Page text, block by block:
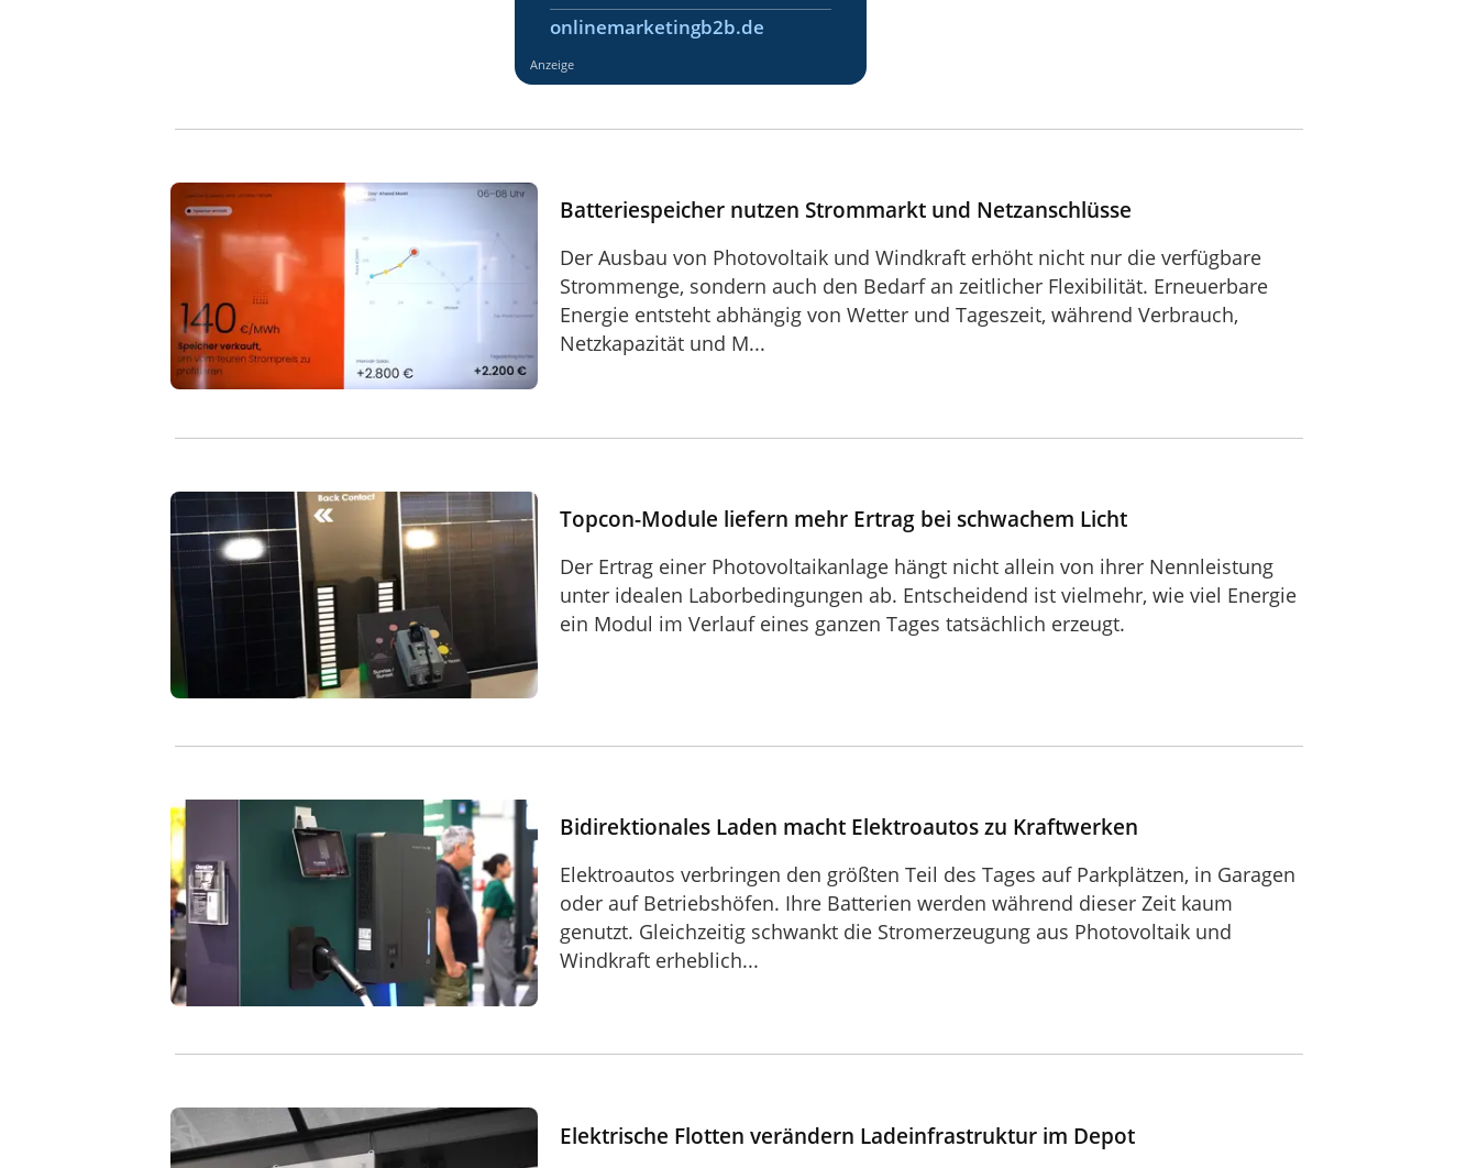
onlinemarketingb2b.de
Anzeige
Batteriespeicher nutzen Strommarkt und Netzanschlüsse
Batteriespeicher nutzen Strommarkt und Netzanschlüsse
Der Ausbau von Photovoltaik und Windkraft erhöht nicht nur die verfügbare
Strommenge, sondern auch den Bedarf an zeitlicher Flexibilität. Erneuerbare
Energie entsteht abhängig von Wetter und Tageszeit, während Verbrauch,
Netzkapazität und M...
Topcon-Module liefern mehr Ertrag bei schwachem Licht
Topcon-Module liefern mehr Ertrag bei schwachem Licht
Der Ertrag einer Photovoltaikanlage hängt nicht allein von ihrer Nennleistung
unter idealen Laborbedingungen ab. Entscheidend ist vielmehr, wie viel Energie
ein Modul im Verlauf eines ganzen Tages tatsächlich erzeugt.
Bidirektionales Laden macht Elektroautos zu Kraftwerken
Bidirektionales Laden macht Elektroautos zu Kraftwerken
Elektroautos verbringen den größten Teil des Tages auf Parkplätzen, in Garagen
oder auf Betriebshöfen. Ihre Batterien werden während dieser Zeit kaum
genutzt. Gleichzeitig schwankt die Stromerzeugung aus Photovoltaik und
Windkraft erheblich...
Elektrische Flotten verändern Ladeinfrastruktur im Depot
Elektrische Flotten verändern Ladeinfrastruktur im Depot